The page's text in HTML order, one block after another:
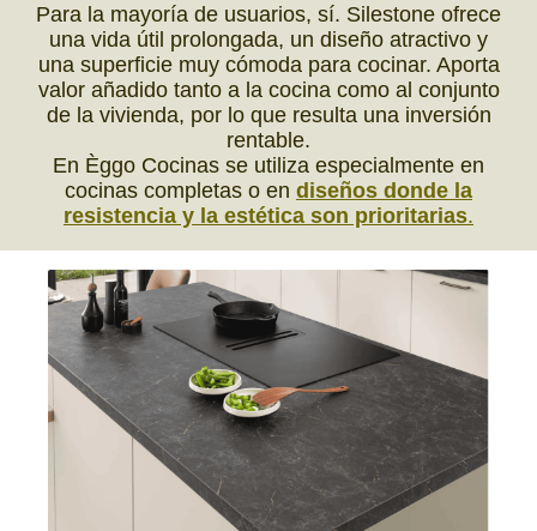
Para la mayoría de usuarios, sí. Silestone ofrece
una vida útil prolongada, un diseño atractivo y
una superficie muy cómoda para cocinar. Aporta
valor añadido tanto a la cocina como al conjunto
de la vivienda, por lo que resulta una inversión
rentable.
En Èggo Cocinas se utiliza especialmente en
cocinas completas o en diseños donde la
resistencia y la estética son prioritarias.